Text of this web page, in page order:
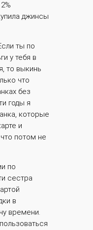
джинсы
ты по
у тебя в
то выкинь
что
без
годы я
которые
и
потом не
по
сестра
в
времени.